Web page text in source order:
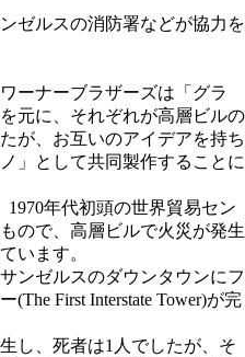
ゼルスの消防署などが協力を
ーナーブラザーズは「グラ
元に、それぞれが高層ビルの
が、お互いのアイデアを持ち
」として共同製作することに
年代初頭の世界貿易セン
ので、高層ビルで火災が発生
います。
ンゼルスのダウンタウンにフ
First Interstate Tower)が完
し、死者は1人でしたが、そ